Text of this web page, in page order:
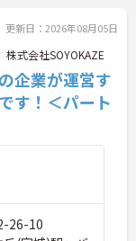
更新日：2026年08月05日
株式会社SOYOKAZE
企業が運営す
す！＜パート
26-10